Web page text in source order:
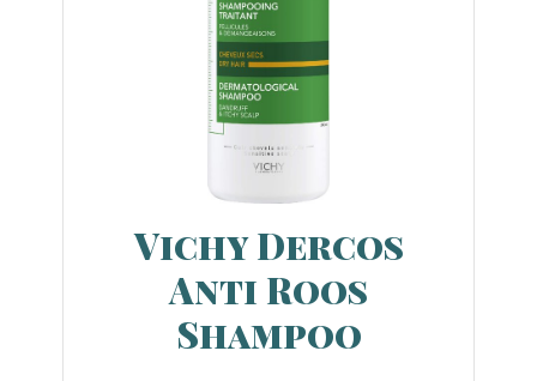
Vichy Dercos
Anti Roos
Shampoo